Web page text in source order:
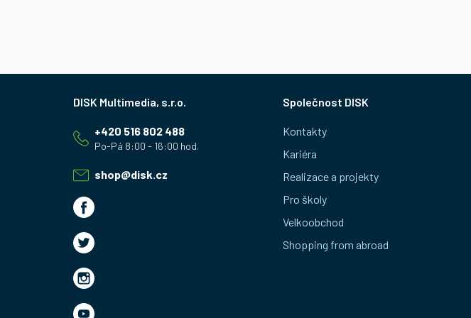
shop@disk.cz
+420 516 802 488
Společnost DISK
Kontakty
Kariéra
Realizace a projekty
Pro školy
Velkoobchod
Shopping from abroad